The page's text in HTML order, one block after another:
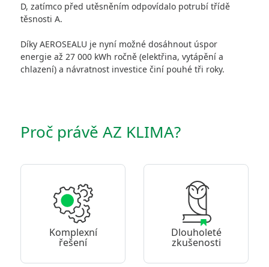
D, zatímco před utěsněním odpovídalo potrubí třídě
těsnosti A.
Díky AEROSEALU je nyní možné dosáhnout úspor
energie až 27 000 kWh ročně (elektřina, vytápění a
chlazení) a návratnost investice činí pouhé tři roky.
Proč právě AZ KLIMA?
Komplexní
řešení
Dlouholeté
zkušenosti